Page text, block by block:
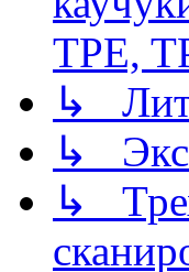
TPE,
↳
↳
↳